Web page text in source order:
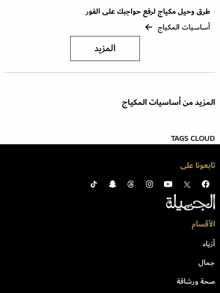
طرق وحيل مكياج لرفع حواجبك على الفور
أساسيات المكياج
المزيد
المزيد من أساسيات المكياج
TAGS CLOUD
تابعونا على
الأقسام
أزياء
جمال
صحة ورشاقة